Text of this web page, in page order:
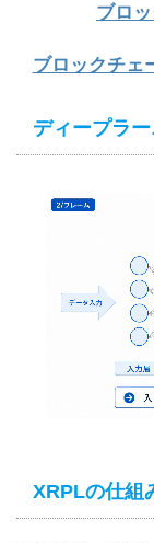
ブロ
ブロックチェ
ディープラ
XRPLの仕組